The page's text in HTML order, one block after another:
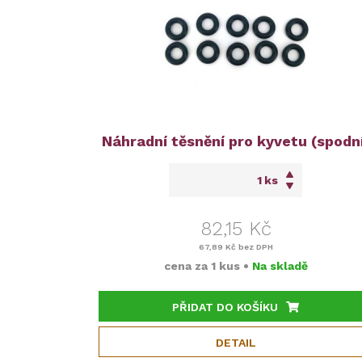
Náhradní těsnění pro kyvetu
ks
82,15 Kč
67,89 Kč bez DPH
cena za 1 kus • Na skladě
PŘIDAT DO KOŠÍKU
DETAIL